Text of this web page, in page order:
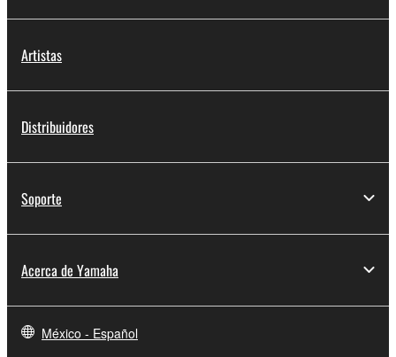
Artistas
Distribuidores
Soporte
Acerca de Yamaha
México - Español